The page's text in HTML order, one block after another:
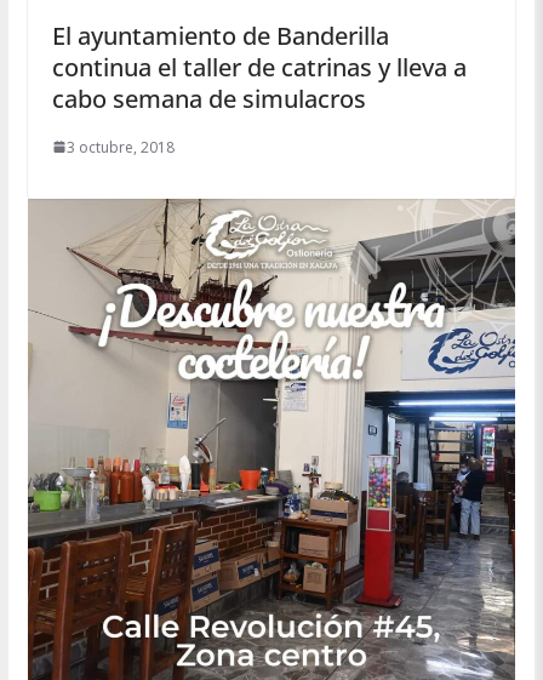
El ayuntamiento de Banderilla
continua el taller de catrinas y lleva a
cabo semana de simulacros
3 octubre, 2018